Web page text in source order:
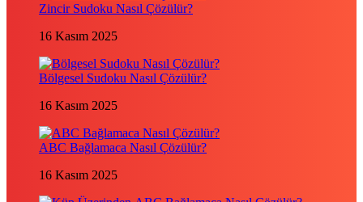
Zincir Sudoku Nasıl Çözülür?
16 Kasım 2025
Bölgesel Sudoku Nasıl Çözülür?
16 Kasım 2025
ABC Bağlamaca Nasıl Çözülür?
16 Kasım 2025